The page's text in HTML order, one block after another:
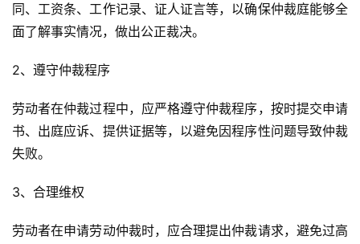
同、工资条、工作记录、证人证言等，以确保仲裁庭能够全
面了解事实情况，做出公正裁决。
2、遵守仲裁程序
劳动者在仲裁过程中，应严格遵守仲裁程序，按时提交申请
书、出庭应诉、提供证据等，以避免因程序性问题导致仲裁
失败。
3、合理维权
劳动者在申请劳动仲裁时，应合理提出仲裁请求，避免过高